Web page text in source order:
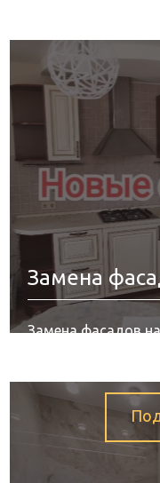
Замена
Замена фасадов